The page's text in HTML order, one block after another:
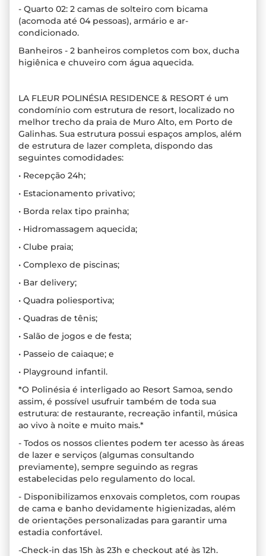
- Quarto 02: 2 camas de solteiro com bicama
(acomoda até 04 pessoas), armário e ar-
condicionado.
Banheiros - 2 banheiros completos com box, ducha
higiênica e chuveiro com água aquecida.
LA FLEUR POLINÉSIA RESIDENCE & RESORT é um
condomínio com estrutura de resort, localizado no
melhor trecho da praia de Muro Alto, em Porto de
Galinhas. Sua estrutura possui espaços amplos, além
de estrutura de lazer completa, dispondo das
seguintes comodidades:
• Recepção 24h;
• Estacionamento privativo;
• Borda relax tipo prainha;
• Hidromassagem aquecida;
• Clube praia;
• Complexo de piscinas;
• Bar delivery;
• Quadra poliesportiva;
• Quadras de tênis;
• Salão de jogos e de festa;
• Passeio de caiaque; e
• Playground infantil.
*O Polinésia é interligado ao Resort Samoa, sendo
assim, é possível usufruir também de toda sua
estrutura: de restaurante, recreação infantil, música
ao vivo à noite e muito mais.*
- Todos os nossos clientes podem ter acesso às áreas
de lazer e serviços (algumas consultando
previamente), sempre seguindo as regras
estabelecidas pelo regulamento do local.
- Disponibilizamos enxovais completos, com roupas
de cama e banho devidamente higienizadas, além
de orientações personalizadas para garantir uma
estadia confortável.
-Check-in das 15h às 23h e checkout até às 12h.